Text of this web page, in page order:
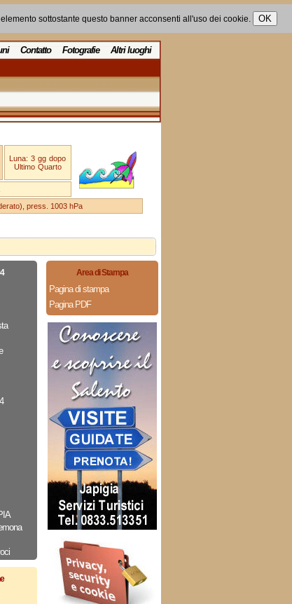
sottostante questo banner acconsenti all'uso dei cookie.
Contatto Fotografie Altri luoghi
Luna: 3 gg dopo
Ultimo Quarto
press. 1003 hPa
Area di Stampa
Pagina di stampa
Pagina PDF